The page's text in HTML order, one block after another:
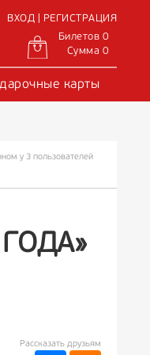
ВХОД | РЕГИСТРАЦИЯ
Билетов 0
Сумма 0
карты
у 3 пользователей
Рассказать друзьям